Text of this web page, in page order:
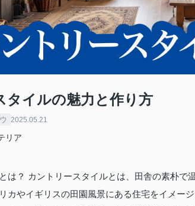
タイルの魅力と作り方
2025.05.21
リア
は？ カントリースタイルとは、田舎の素朴で
カやイギリスの田園風景にある住宅をイメー